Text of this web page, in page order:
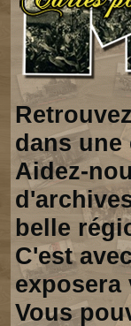
dans
Aidez-
belle
C'est
exposera
Vous